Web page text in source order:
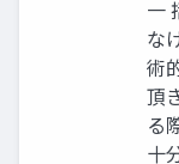
一
な
術
頂
る
十